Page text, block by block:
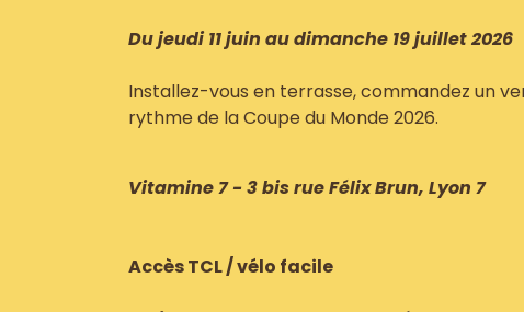
Du jeudi 11 juin au dimanche 19 juillet 2026
Installez-vous en terrasse, commandez un
rythme de la Coupe du Monde 2026.
Vitamine 7 - 3 bis rue Félix Brun, Lyon 7
Accès TCL / vélo facile